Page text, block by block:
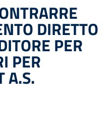
DIRETTO
PER
PER
A.S.